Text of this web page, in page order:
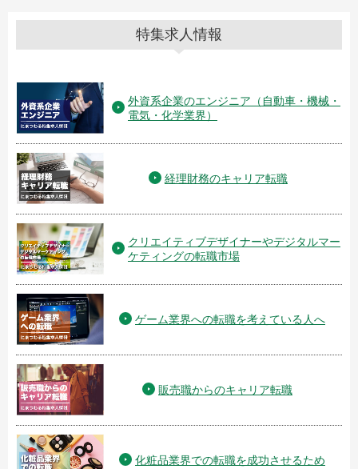
特集求人情報
外資系企業のエンジニア（自動車・機械・
電気・化学業界）
経理財務のキャリア転職
クリエイティブデザイナーやデジタルマー
ケティングの転職市場
ゲーム業界への転職を考えている人へ
販売職からのキャリア転職
化粧品業界での転職を成功させるため